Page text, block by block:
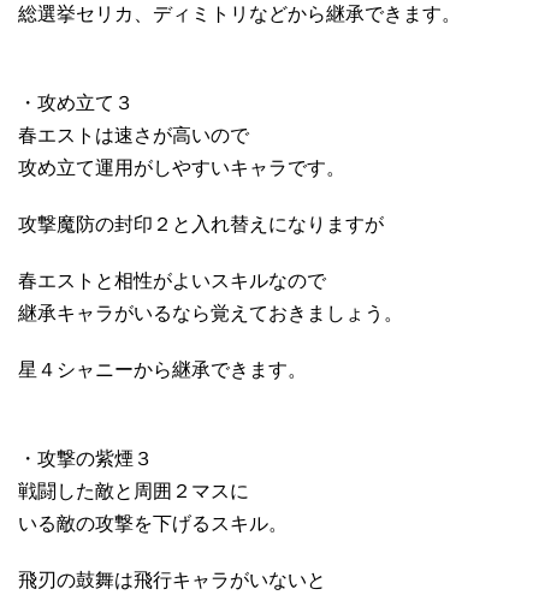
総選挙セリカ、ディミトリなどから継承できます。
・攻め立て３
春エストは速さが高いので
攻め立て運用がしやすいキャラです。
攻撃魔防の封印２と入れ替えになりますが
春エストと相性がよいスキルなので
継承キャラがいるなら覚えておきましょう。
星４シャニーから継承できます。
・攻撃の紫煙３
戦闘した敵と周囲２マスに
いる敵の攻撃を下げるスキル。
飛刃の鼓舞は飛行キャラがいないと